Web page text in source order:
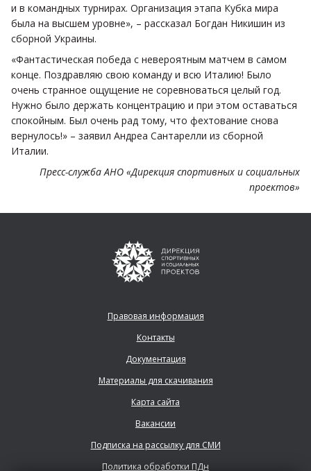
и в командных турнирах. Организация этапа Кубка мира
была на высшем уровне», – рассказал Богдан Никишин из
сборной Украины.
«Фантастическая победа с невероятным матчем в самом
конце. Поздравляю свою команду и всю Италию! Было
очень странное ощущение не соревноваться целый год.
Нужно было держать концентрацию и при этом оставаться
спокойным. Был очень рад тому, что фехтование снова
вернулось!» – заявил Андреа Сантарелли из сборной
Италии.
Пресс-служба АНО «Дирекция спортивных и социальных
проектов»
Правовая информация
Контакты
Документация
Материалы для скачивания
Карта сайта
Вакансии
Подписка на рассылку для СМИ
Политика обработки ПДн